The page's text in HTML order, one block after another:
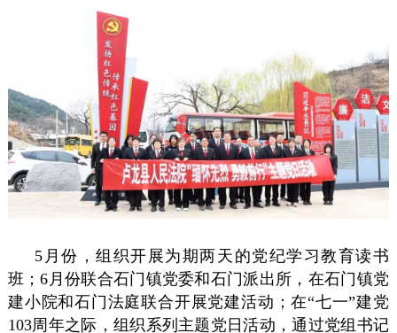
5月份，组织开展为期两天的党纪学习教育读书
班；6月份联合石门镇党委和石门派出所，在石门镇党
建小院和石门法庭联合开展党建活动；在“七一”建党
103周年之际，组织系列主题党日活动，通过党组书记